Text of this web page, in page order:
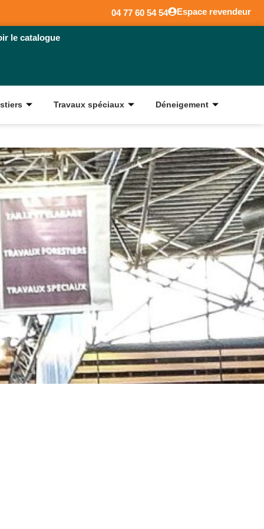
04 77 60 54 54 Espace revendeur
le catalogue
Travaux spéciaux Déneigement